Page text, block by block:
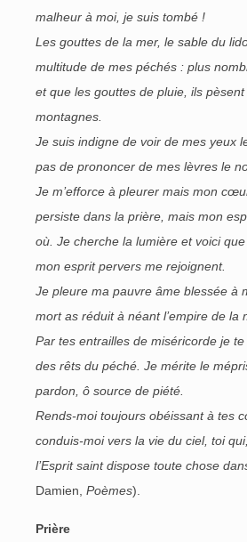
malheur à moi, je suis tombé !
Les gouttes de la mer, le sable du
multitude de mes péchés : plus
et que les gouttes de pluie, ils
montagnes.
Je suis indigne de voir de mes yeux
pas de prononcer de mes lèvres le
Je m’efforce à pleurer mais mon
persiste dans la prière, mais mon
où. Je cherche la lumière et voici
mon esprit pervers me rejoignent.
Je pleure ma pauvre âme blessée à
mort as réduit à néant l’empire de la
Par tes entrailles de miséricorde je
des rêts du péché. Je mérite le
pardon, ô source de piété.
Rends-moi toujours obéissant à tes
conduis-moi vers la vie du ciel, toi
l’Esprit saint dispose toute chose
Damien, Poèmes).
Prière